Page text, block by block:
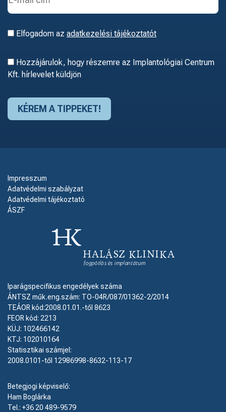
Elfogadom az adatkezelési tájékoztatót
Hozzájárulok, hogy részemre az Implantológiai Centrum
Kft. hírlevelet küldjön
Impresszum
Adatvédelmi szabályzat
Adatvédelmi tájékoztató
ÁSZF
Iparágspecifikus engedélyek száma
ÁNTSZ műk.eng.szám: TO-04R/087/01362-2/2014
TEÁOR kód:2008.01.01.-től 8623
FEOR kód: 2213
KÜJ: 102466142
KTJ: 102010164
Statisztikai számjel:
2008.0101-től 12986998-8632-113-17
Betegjogi képviselő:
Ham Boglárka
Tel.: +36 20 489-9579